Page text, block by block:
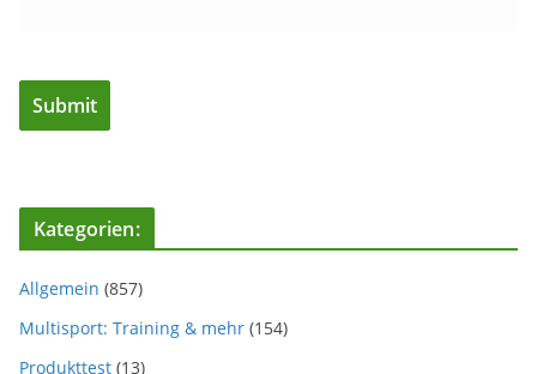
Kategorien:
Allgemein (857)
Multisport: Training & mehr (154)
Produkttest (13)